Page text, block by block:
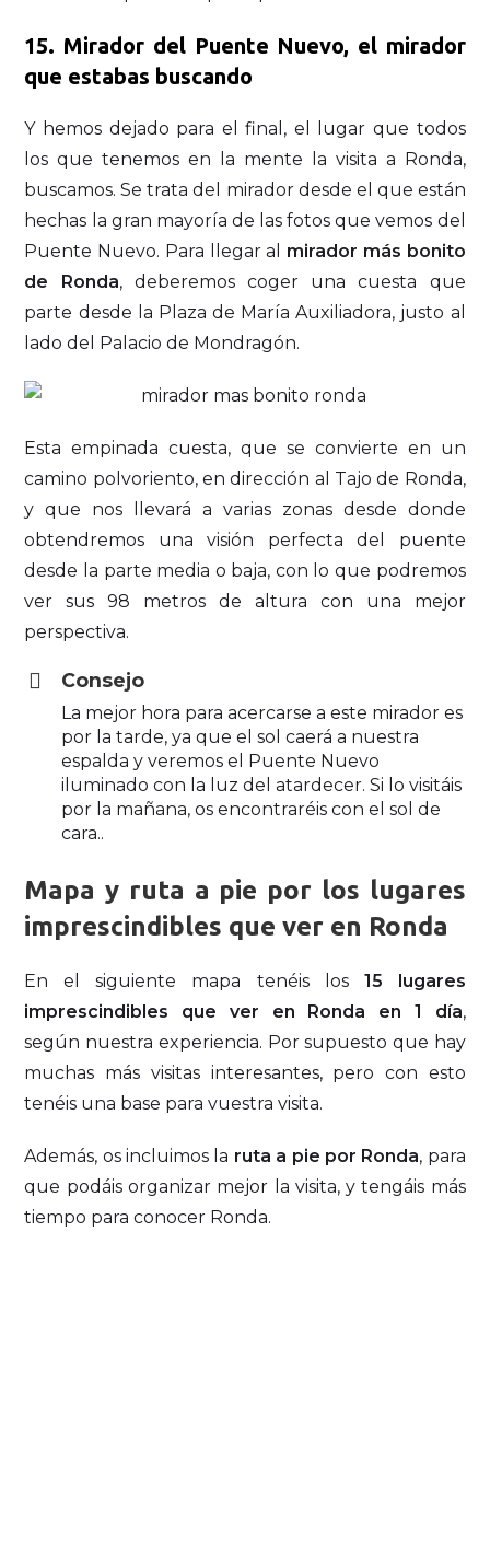
15. Mirador del Puente Nuevo, el mirador
que estabas buscando
Y hemos dejado para el final, el lugar que todos
los que tenemos en la mente la visita a Ronda,
buscamos. Se trata del mirador desde el que están
hechas la gran mayoría de las fotos que vemos del
Puente Nuevo. Para llegar al
mirador más bonito
de Ronda, deberemos coger una cuesta que
parte desde la Plaza de María Auxiliadora, justo al
lado del Palacio de Mondragón.
Esta empinada cuesta, que se convierte en un
camino polvoriento, en dirección al Tajo de Ronda,
y que nos llevará a varias zonas desde donde
obtendremos una visión perfecta del puente
desde la parte media o baja, con lo que podremos
ver sus 98 metros de altura con una mejor
perspectiva.
Consejo
La mejor hora para acercarse a este mirador es
por la tarde, ya que el sol caerá a nuestra
espalda y veremos el Puente Nuevo
iluminado con la luz del atardecer. Si lo visitáis
por la mañana, os encontraréis con el sol de
cara..
Mapa y ruta a pie por los lugares
imprescindibles que ver en Ronda
En el siguiente mapa tenéis los 15 lugares
imprescindibles que ver en Ronda en 1 día,
según nuestra experiencia. Por supuesto que hay
muchas más visitas interesantes, pero con esto
tenéis una base para vuestra visita.
Además, os incluimos la ruta a pie por Ronda, para
que podáis organizar mejor la visita, y tengáis más
tiempo para conocer Ronda.